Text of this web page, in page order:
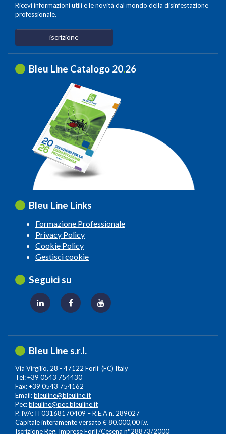
Ricevi informazioni utili e le novità dal mondo della disinfestazione
professionale.
iscrizione
Bleu Line Catalogo 20.26
Bleu Line Links
Formazione Professionale
Privacy Policy
Cookie Policy
Gestisci cookie
Seguici su
Bleu Line s.r.l.
Via Virgilio, 28 - 47122 Forli’ (FC) Italy
Tel: +39 0543 754430
Fax: +39 0543 754162
Email:bleuline@bleuline.it
Pec:bleuline@pec.bleuline.it
P. IVA: IT03168170409 – R.E.A n. 289027
Capitale interamente versato € 80.000,00 i.v.
Iscrizione Reg. Imprese Forli’/Cesena n°28873/2000